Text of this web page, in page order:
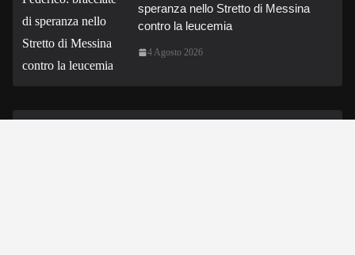
speranza nello Stretto di Messina
contro la leucemia
4 Agosto 2026